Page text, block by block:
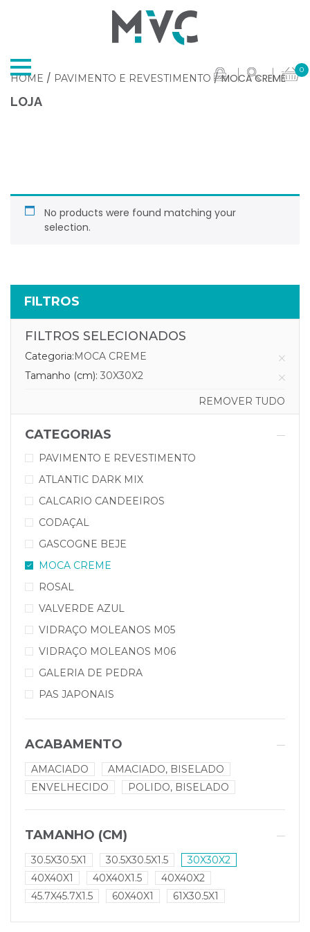
0
HOME / PAVIMENTO E REVESTIMENTO / MOCA CREME
LOJA
FILTROS
FILTROS SELECIONADOS
Categoria:MOCA CREME
Tamanho (cm): 30X30X2
REMOVER TUDO
CATEGORIAS
PAVIMENTO E REVESTIMENTO
ATLANTIC DARK MIX
CALCARIO CANDEEIROS
CODAÇAL
GASCOGNE BEJE
MOCA CREME
ROSAL
VALVERDE AZUL
VIDRAÇO MOLEANOS M05
VIDRAÇO MOLEANOS M06
GALERIA DE PEDRA
PAS JAPONAIS
ACABAMENTO
AMACIADO
AMACIADO, BISELADO
ENVELHECIDO
POLIDO, BISELADO
TAMANHO (CM)
30.5X30.5X1 30.5X30.5X1.5
30X30X2
40X40X1
40X40X1.5
40X40X2
45.7X45.7X1.5
60X40X1 61X30.5X1
No products were found matching your
selection.